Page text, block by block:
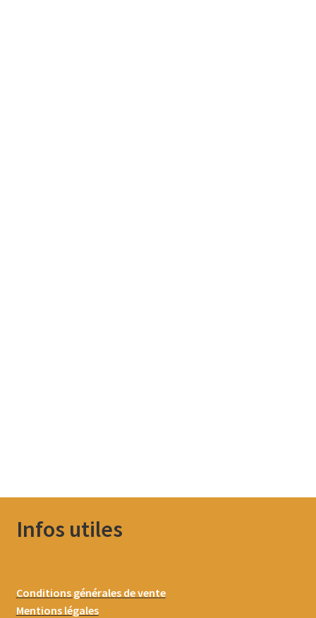
Infos utiles
Conditions générales de vente
Mentions légales